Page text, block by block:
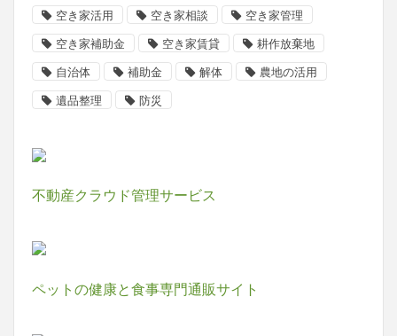
空き家活用 空き家相談 空き家管理
空き家補助金 空き家賃貸 耕作放棄地
自治体 補助金 解体 農地の活用
遺品整理 防災
不動産クラウド管理サービス
ペットの健康と食事専門通販サイト